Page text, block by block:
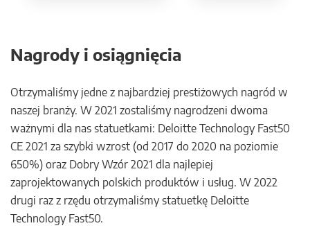
Nagrody i osiągnięcia
Otrzymaliśmy jedne z najbardziej prestiżowych nagród w
naszej branży. W 2021 zostaliśmy nagrodzeni dwoma
ważnymi dla nas statuetkami: Deloitte Technology Fast50
CE 2021 za szybki wzrost (od 2017 do 2020 na poziomie
650%) oraz Dobry Wzór 2021 dla najlepiej
zaprojektowanych polskich produktów i usług. W 2022
drugi raz z rzędu otrzymaliśmy statuetkę Deloitte
Technology Fast50.